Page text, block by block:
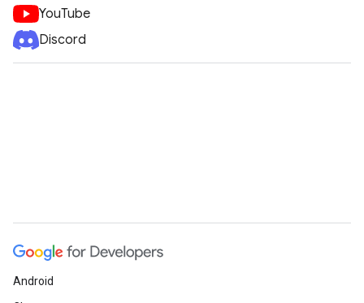
YouTube
Discord
Android